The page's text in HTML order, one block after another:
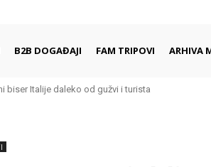
B2B DOGAĐAJI FAM TRIPOVI ARHIVA
sa kojim Grci započinju i završavaju dan
Italije daleko od gužvi i turista